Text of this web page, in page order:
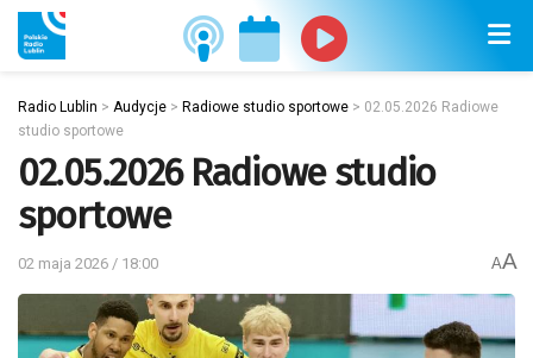
Radio Lublin > Audycje > Radiowe studio sportowe > 02.05.2026 Radiowe
studio sportowe
02.05.2026 Radiowe studio
sportowe
02 maja 2026 / 18:00 AA